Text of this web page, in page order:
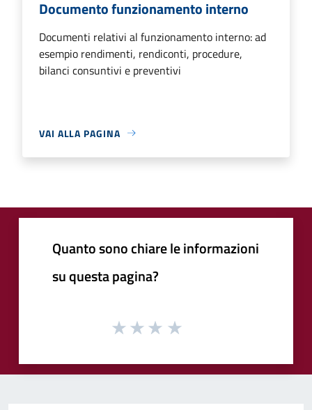
Documento funzionamento interno
Documenti relativi al funzionamento interno: ad
esempio rendimenti, rendiconti, procedure,
bilanci consuntivi e preventivi
VAI ALLA PAGINA
Quanto sono chiare le informazioni
su questa pagina?